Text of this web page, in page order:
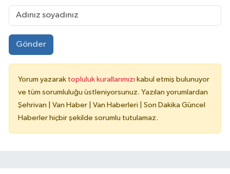
Gönder
Yorum yazarak topluluk kurallarımızı kabul etmiş bulunuyor
ve tüm sorumluluğu üstleniyorsunuz. Yazılan yorumlardan
Şehrivan | Van Haber | Van Haberleri | Son Dakika Güncel
Haberler hiçbir şekilde sorumlu tutulamaz.